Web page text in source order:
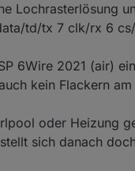
Lochrasterlösung
td/tx 7 clk/rx 6
6Wire 2021 (air)
kein Flackern am
oder Heizung
sich danach